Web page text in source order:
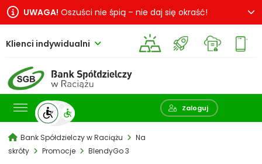
UWAGA! Oszuści nie śpią – nie daj się okraść!
Klienci indywidualni
Zaloguj
Pokaż wyszukiwarkę
Bank Spółdzielczy w Raciążu
Na
skróty
Promocje BlendyGo 3